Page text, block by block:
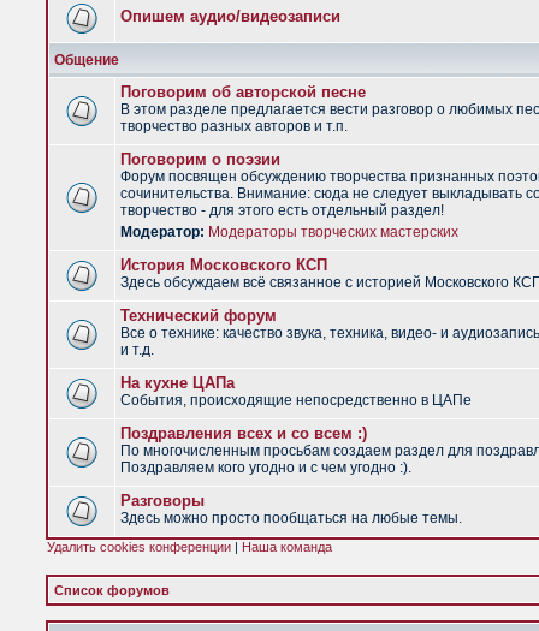
Опишем аудио/видеозаписи
Общение
Поговорим об авторской песне
В этом разделе предлагается вести разговор о любимых
творчество разных авторов и т.п.
Поговорим о поэзии
Форум посвящен обсуждению творчества признанных
сочинительства. Внимание: сюда не следует выкладывать
творчество - для этого есть отдельный раздел!
Модератор: Модераторы творческих мастерских
История Московского КСП
Здесь обсуждаем всё связанное с историей Московского
Технический форум
Все о технике: качество звука, техника, видео- и
и т.д.
На кухне ЦАПа
События, происходящие непосредственно в ЦАПе
Поздравления всех и со всем :)
По многочисленным просьбам создаем раздел для
Поздравляем кого угодно и с чем угодно :).
Разговоры
Здесь можно просто пообщаться на любые темы.
Удалить cookies конференции | Наша команда
Список форумов